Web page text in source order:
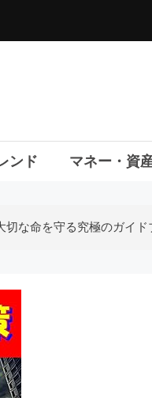
ンド マネー・資
切な命を守る究極のガイ